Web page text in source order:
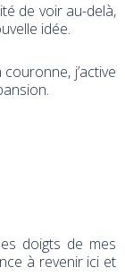
de voir au-delà,
idée.
j’active
doigts de mes
à revenir ici et